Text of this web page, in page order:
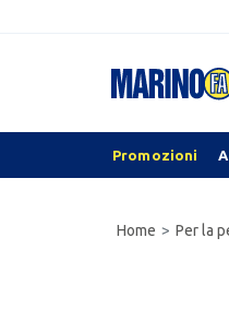
Promozioni
Home Per la